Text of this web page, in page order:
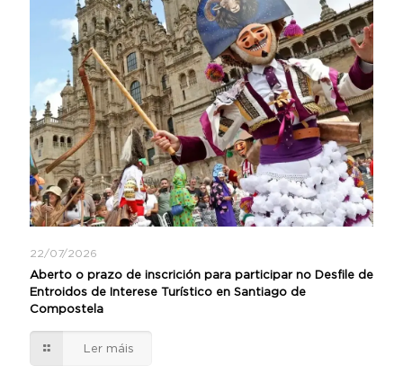
22/07/2026
Aberto o prazo de inscrición para participar no Desfile de
Entroidos de Interese Turístico en Santiago de
Compostela
Ler máis